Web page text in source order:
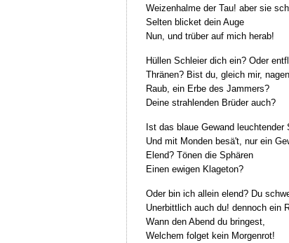
Weizenhalme der Tau! aber sie
Selten blicket dein Auge
Nun, und trüber auf mich herab!
Hüllen Schleier dich ein? Oder
Thränen? Bist du, gleich mir,
Raub, ein Erbe des Jammers?
Deine strahlenden Brüder auch?
Ist das blaue Gewand leuchtender
Und mit Monden besä't, nur ein
Elend? Tönen die Sphären
Einen ewigen Klageton?
Oder bin ich allein elend? Du
Unerbittlich auch du! dennoch ein
Wann den Abend du bringest,
Welchem folget kein Morgenrot!